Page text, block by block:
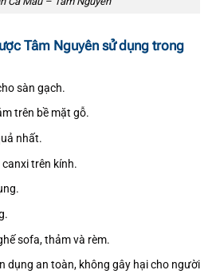
Tâm Nguyên sử dụng trong
sàn gạch.
trên bề mặt gỗ.
nhất.
trên kính.
sofa, thảm và rèm.
dụng an toàn, không gây hại cho người